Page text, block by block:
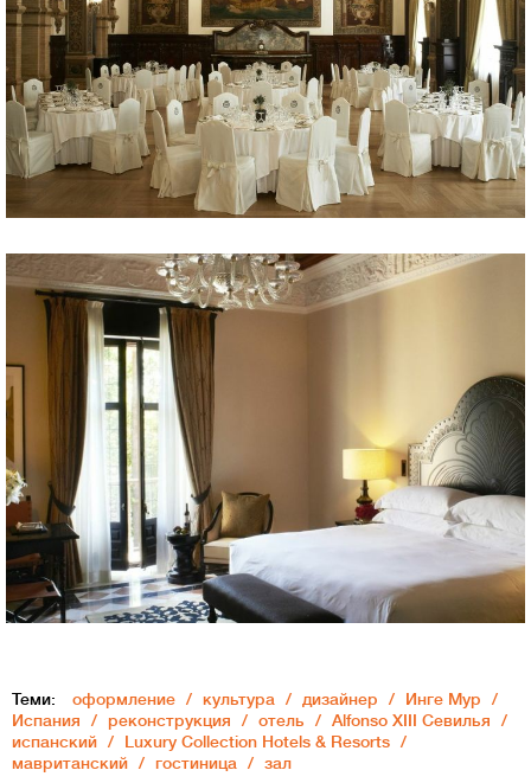
Теми: оформление культура дизайнер
Инге Мур
Испания
реконструкция отель
Alfonso XIII Севилья
испанский
Luxury Collection Hotels & Resorts
мавританский
гостиница зал